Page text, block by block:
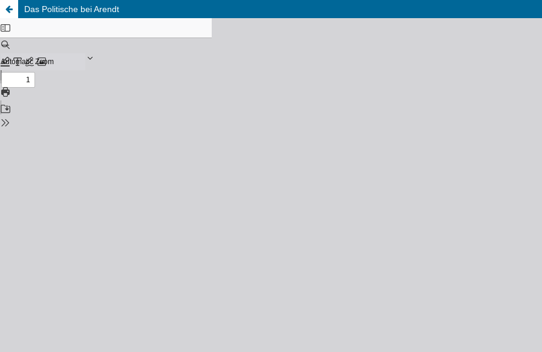
Das Politische bei Arendt